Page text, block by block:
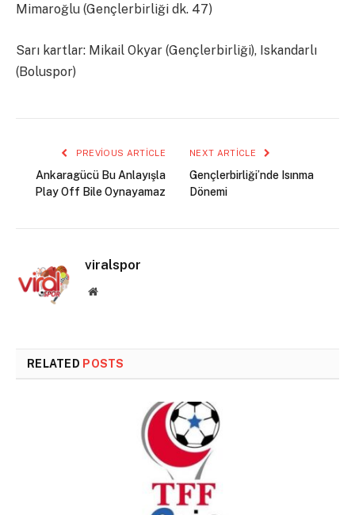
Mimaroğlu (Gençlerbirliği dk. 47)
Sarı kartlar: Mikail Okyar (Gençlerbirliği), Iskandarlı
(Boluspor)
PREVIOUS ARTICLE
Ankaragücü Bu Anlayışla
Play Off Bile Oynayamaz
NEXT ARTICLE
Gençlerbirliği’nde Isınma
Dönemi
viralspor
Website
RELATED POSTS